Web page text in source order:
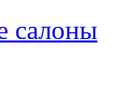
салоны